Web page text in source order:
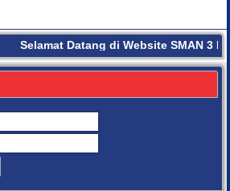
Selamat Datang di Website SMAN 3